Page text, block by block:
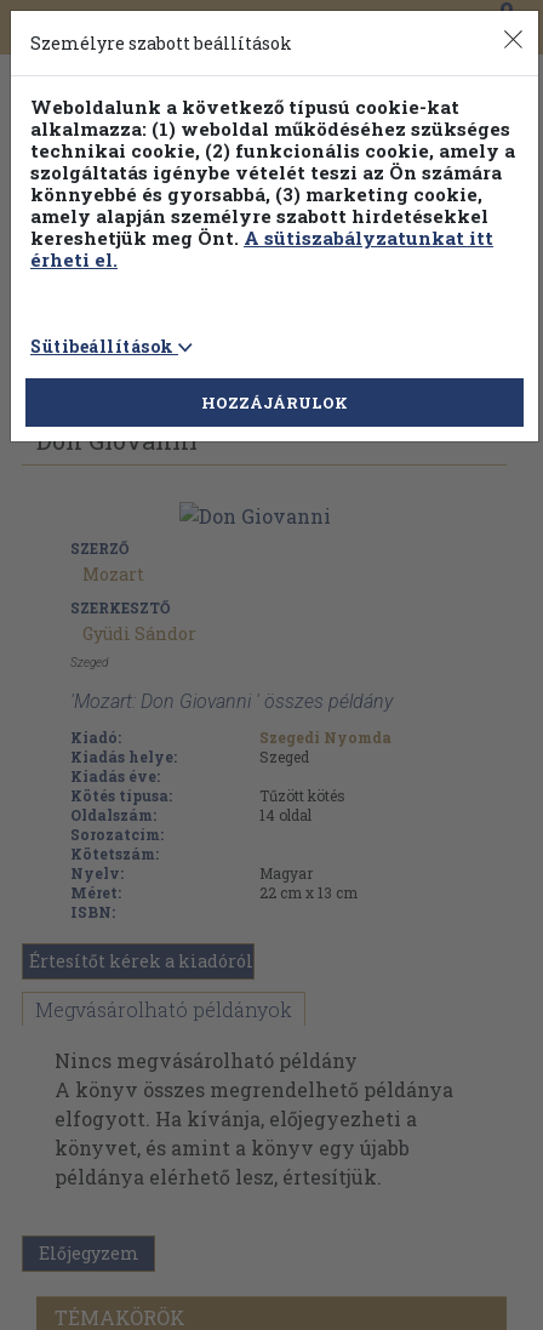
Toggle
navigation
0
Vissza az előző oldalra Válasszon példányt
Don Giovanni
SZERZŐ
Mozart
SZERKESZTŐ
Gyüdi Sándor
Szeged
'Mozart: Don Giovanni ' összes példány
Kiadó:
Szegedi Nyomda
Kiadás helye:
Szeged
Kiadás éve:
Kötés típusa:
Tűzött kötés
Oldalszám:
14 oldal
Sorozatcím:
Kötetszám:
Nyelv:
Magyar
Méret:
22 cm x 13 cm
ISBN:
Értesítőt kérek a kiadóról
Megvásárolható példányok
Nincs megvásárolható példány
A könyv összes megrendelhető példánya
elfogyott. Ha kívánja, előjegyezheti a
könyvet, és amint a könyv egy újabb
példánya elérhető lesz, értesítjük.
Előjegyzem
TÉMAKÖRÖK
Személyre szabott beállítások
Weboldalunk a következő típusú cookie-kat
alkalmazza: (1) weboldal működéséhez szükséges
technikai cookie, (2) funkcionális cookie, amely a
szolgáltatás igénybe vételét teszi az Ön számára
könnyebbé és gyorsabbá, (3) marketing cookie,
amely alapján személyre szabott hirdetésekkel
kereshetjük meg Önt. A sütiszabályzatunkat itt
érheti el.
Sütibeállítások
HOZZÁJÁRULOK